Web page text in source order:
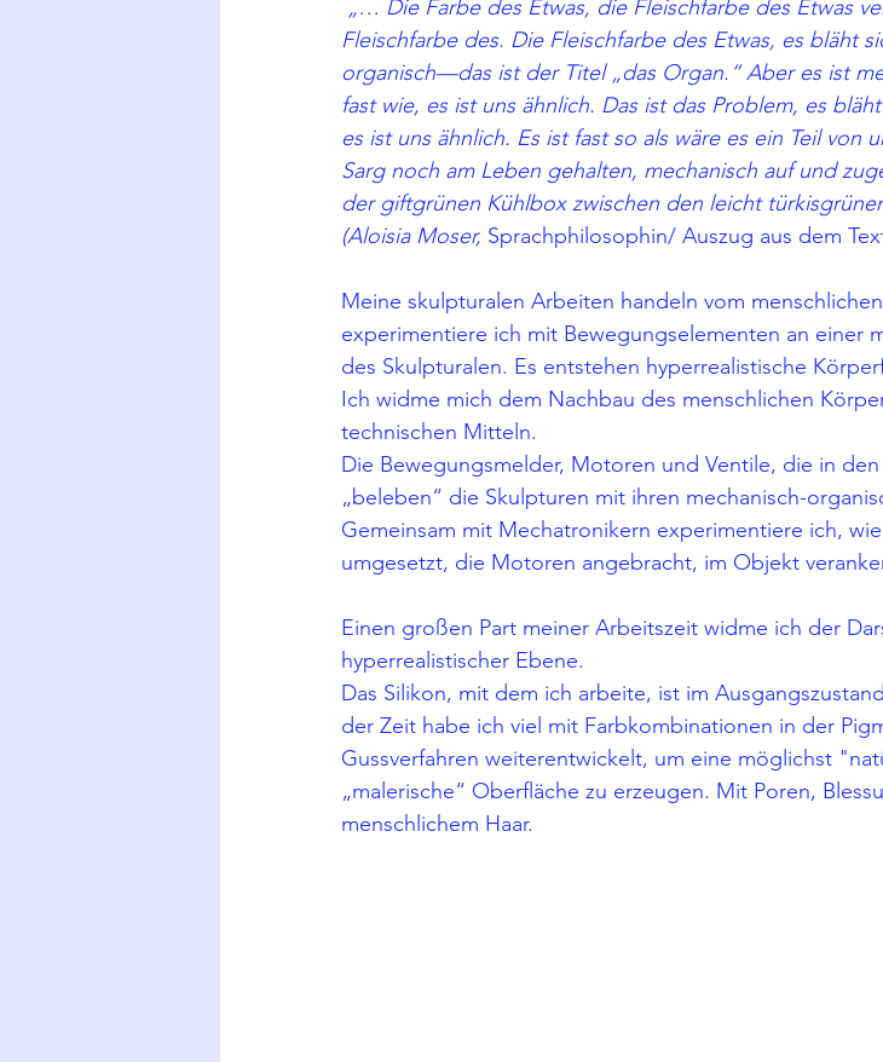
„… Die Farbe des Etwas, die Fleischfarbe des Etwas
Fleischfarbe des. Die Fleischfarbe des Etwas, es bläht
organisch—das ist der Titel „das Organ.“ Aber es ist
fast wie, es ist uns ähnlich. Das ist das Problem, es
es ist uns ähnlich. Es ist fast so als wäre es ein Teil von
Sarg noch am Leben gehalten, mechanisch auf und
der giftgrünen Kühlbox zwischen den leicht
(Aloisia Moser, Sprachphilosophin/ Auszug aus dem
Meine skulpturalen Arbeiten handeln vom
experimentiere ich mit Bewegungselementen an einer
des Skulpturalen. Es entstehen hyperrealistische
Ich widme mich dem Nachbau des menschlichen
technischen Mitteln.
Die Bewegungsmelder, Motoren und Ventile, die in
„beleben“ die Skulpturen mit ihren mechanisch-
Gemeinsam mit Mechatronikern experimentiere ich,
umgesetzt, die Motoren angebracht, im Objekt
Einen großen Part meiner Arbeitszeit widme ich der
hyperrealistischer Ebene.
Das Silikon, mit dem ich arbeite, ist im
der Zeit habe ich viel mit Farbkombinationen in der
Gussverfahren weiterentwickelt, um eine möglichst
„malerische“ Oberfläche zu erzeugen. Mit Poren,
menschlichem Haar.